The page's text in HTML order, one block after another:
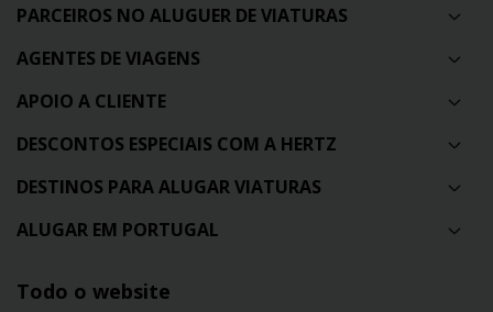
PARCEIROS NO ALUGUER DE VIATURAS
AGENTES DE VIAGENS
APOIO A CLIENTE
DESCONTOS ESPECIAIS COM A HERTZ
DESTINOS PARA ALUGAR VIATURAS
ALUGAR EM PORTUGAL
Todo o website